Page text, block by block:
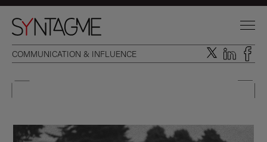
COMMUNICATION & INFLUENCE